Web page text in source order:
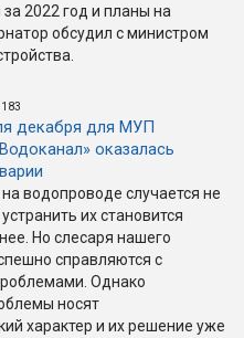
за 2022 год и планы на
обсудил с министром
декабря для МУП
оказалась
водопроводе случается не
их становится
Но слесаря нашего
справляются с
Однако
носят
характер и их решение уже